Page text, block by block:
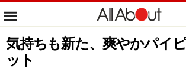
気持ちも新た、爽やかパイ
ット